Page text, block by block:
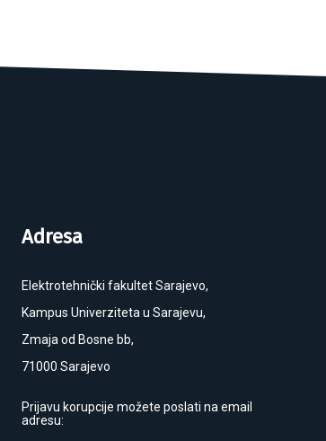
Adresa
Elektrotehnički fakultet Sarajevo,
Kampus Univerziteta u Sarajevu,
Zmaja od Bosne bb,
71000 Sarajevo
Prijavu korupcije možete poslati na email
adresu: